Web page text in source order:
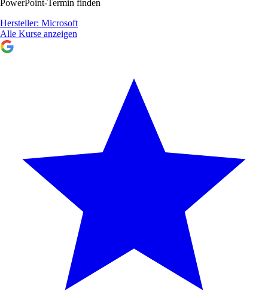
PowerPoint-Termin finden
Hersteller: Microsoft
Alle Kurse anzeigen